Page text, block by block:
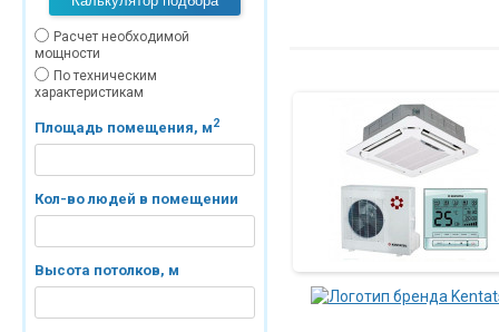
Расчет необходимой
мощности
По техническим
характеристикам
Площадь помещения, м2
Кол-во людей в помещении
Высота потолков, м